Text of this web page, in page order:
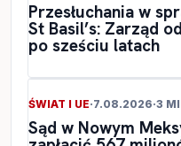
Przesłuchania w
St Basil’s: Zarząd
po sześciu latach
ŚWIAT I UE·7.08.2026·3
Sąd w Nowym